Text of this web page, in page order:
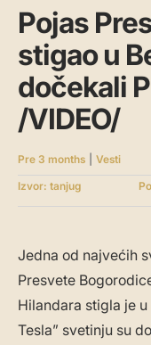
Pojas
stigao u
dočekali
/VIDEO/
Pre 3 months Vesti
Izvor: tanjug
Jedna od najvećih
Presvete
Hilandara stigla je
Tesla” svetinju su